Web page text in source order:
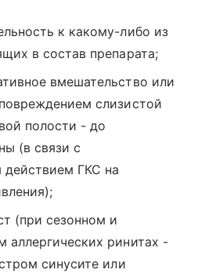
к какому-либо из
в состав препарата;
вмешательство или
слизистой
полости - до
(в связи с
ГКС на
(при сезонном и
аллергических ринитах -
синусите или